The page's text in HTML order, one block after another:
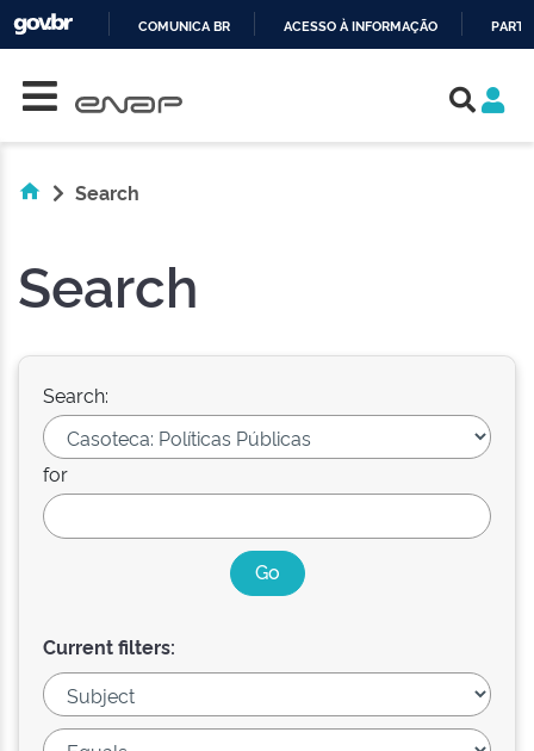
COMUNICA BR ACESSO À INFORMAÇÃO
Search
Search
Search:
for
Current filters: